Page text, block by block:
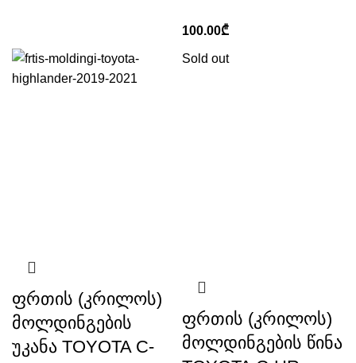
100.00₾
ფრთის (კრილოს)
მოლდინგების
უკანა TOYOTA C-
Sold out
ფრთის (კრილოს)
მოლდინგების წინა